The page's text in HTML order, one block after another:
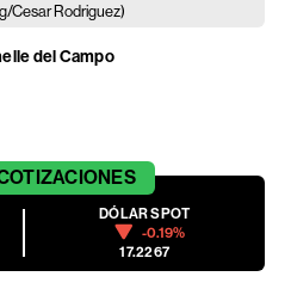
Cesar Rodriguez)
del Campo
DÓLAR SPOT
-0.19%
17.2267